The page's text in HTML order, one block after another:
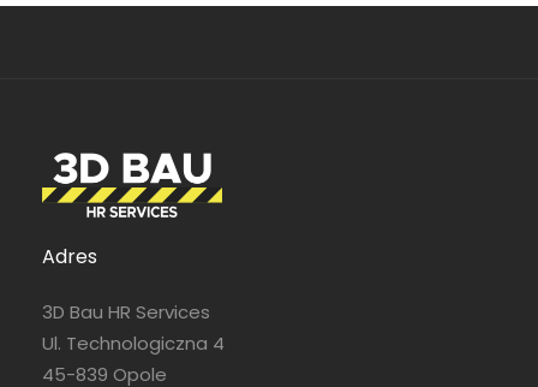
Adres
3D Bau HR Services
Ul. Technologiczna 4
45-839 Opole